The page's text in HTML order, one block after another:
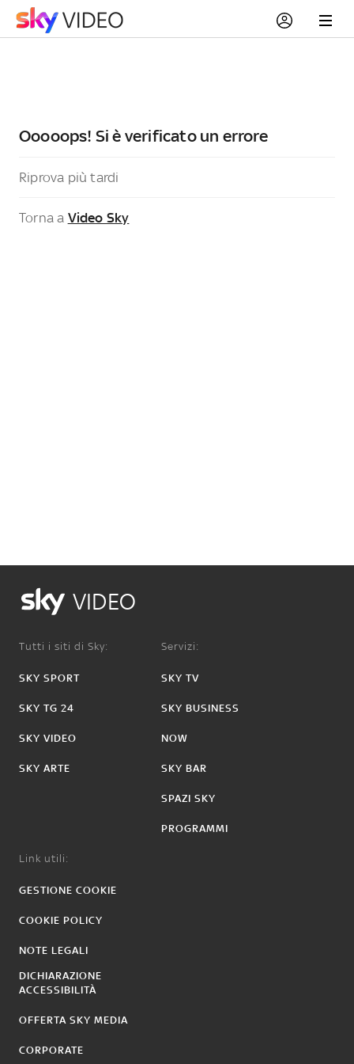
Ooooops! Si è verificato un errore
Riprova più tardi
Torna a Video Sky
VIDEO
Tutti i siti di Sky:
SKY SPORT
SKY TG 24
SKY VIDEO
SKY ARTE
Servizi:
SKY TV
SKY BUSINESS
NOW
SKY BAR
SPAZI SKY
PROGRAMMI
Link utili:
GESTIONE COOKIE
COOKIE POLICY
NOTE LEGALI
DICHIARAZIONE
ACCESSIBILITÀ
OFFERTA SKY MEDIA
CORPORATE